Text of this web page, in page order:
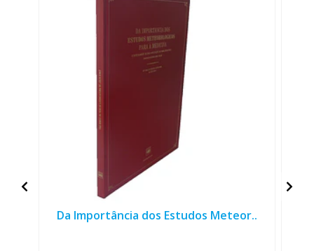
Da Importância dos Estudos Meteor..